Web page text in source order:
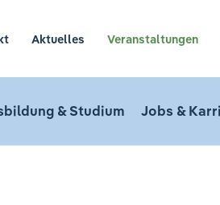
Aktuelles Veranstaltungen
& Studium Jobs &